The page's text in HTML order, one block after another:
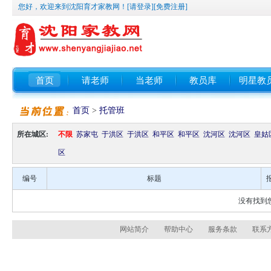
您好，欢迎来到沈阳育才家教网！ [请登录][免费注册]
首页 请老师 当老师 教员库 明星教
首页 > 托管班
所在城区: 不限 苏家屯 于洪区 于洪区 和平区 和平区 沈河区 沈河区 皇姑
区
编号 标题
没有找到
网站简介 帮助中心 服务条款 联系